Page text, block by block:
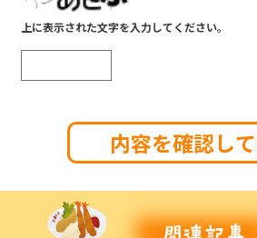
上に表示された文字を入力してください。